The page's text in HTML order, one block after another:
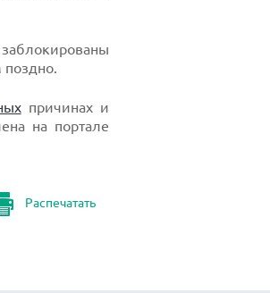
поздно.
причинах и
на портале
Распечатать